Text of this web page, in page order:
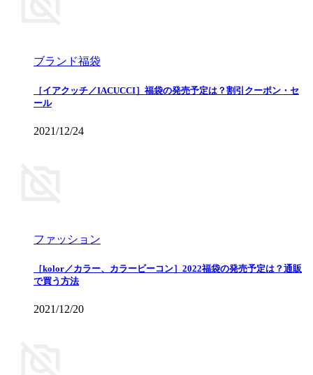
ブランド福袋
［イアクッチ／IACUCCI］福袋の発売予定は？割引クーポン・セ
ール
2021/12/24
ファッション
［kolor／カラー、カラービーコン］2022福袋の発売予定は？通販
で買う方法
2021/12/20